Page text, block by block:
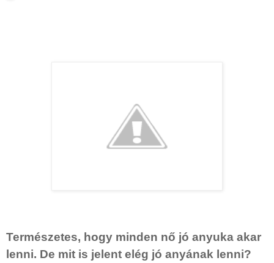
Természetes, hogy minden nő jó anyuka akar
lenni. De mit is jelent elég jó anyának lenni?